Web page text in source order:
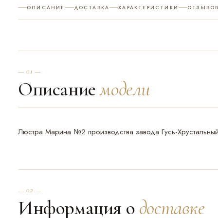
ОПИСАНИЕ ДОСТАВКА ХАРАКТЕРИСТИКИ
— 01 —
Описаниемодели
Люстра Марина №2 производства завода Гусь-Хрустальный
— 02 —
Информация о доставке